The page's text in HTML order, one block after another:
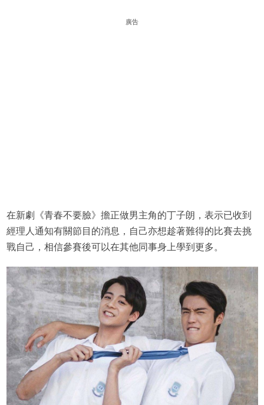
廣告
在新劇《青春不要臉》擔正做男主角的丁子朗，表示已收到
經理人通知有關節目的消息，自己亦想趁著難得的比賽去挑
戰自己，相信參賽後可以在其他同事身上學到更多。